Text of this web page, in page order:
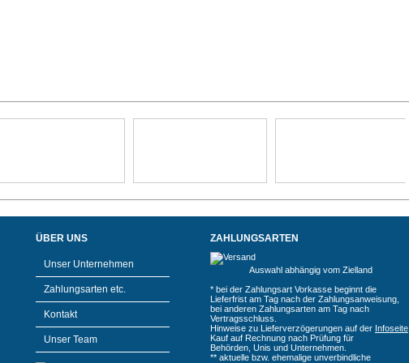
ÜBER UNS
Unser Unternehmen
Zahlungsarten etc.
Kontakt
Unser Team
ZAHLUNGSARTEN
Auswahl abhängig vom Zielland
* bei der Zahlungsart Vorkasse beginnt die
Lieferfrist am Tag nach der Zahlungsanweisung,
bei anderen Zahlungsarten am Tag nach
Vertragsschluss.
Hinweise zu Lieferverzögerungen auf der Infoseite
Kauf auf Rechnung nach Prüfung für
Behörden, Unis und Unternehmen.
** aktuelle bzw. ehemalige unverbindliche